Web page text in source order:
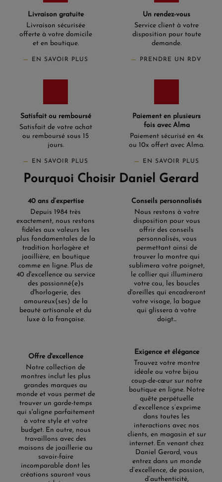
marche dans la durée, un atout concret au contact
quotidien des smartphones et des ordinateurs. Le
remontage se fait par le mouvement du poignet, sans
pile.
C'est la porte d'entrée de la collection, à partir de 1
550 euros.
Une plongeuse pensée pour
sortir de l'eau
L'HydroConquest est née pour la plongée et le reste :
index et aiguilles au Super-LumiNova pour une
lecture nette sous l'eau comme dans l'obscurité. Sa
lunette tournante unidirectionnelle ne pivote que
dans le sens qui réduit le temps restant, jamais celui
qui l'allonge, une sécurité utile en immersion. Portée
par Henry Cavill dans les campagnes Longines, elle
passe du bord de mer à la ville sans changer de
registre.
Couleurs, finitions et
bracelets
s'imposant comme la troisième teinte affirmée de la
gamme. Les cadrans quartz adoptent un fini sablé
mat qui accroche peu la lumière. Côté boîtier, l'acier
inoxydable domine ; les versions quartz bicolores y
ajoutent un traitement PVD or rose ou or jaune, un
registre plus habillé jusque-là absent de la collection.
Sur les versions automatiques de dernière
génération, la lunette céramique reprend ces teintes
en harmonie ou en contraste. Les bracelets couvrent
l'acier, le caoutchouc et, depuis 2026, une maille
milanaise selon les modèles.
Livraison gratuite
Livraison sécurisée
offerte à votre domicile
et en boutique.
EN SAVOIR PLUS
Un rendez-vous
Service client à votre
disposition pour toute
demande.
PRENDRE UN RDV
Satisfait ou remboursé
Satisfait de votre achat
ou remboursé sous 15
jours.
EN SAVOIR PLUS
Paiement en plusieurs
fois avec Alma
Paiement sécurisé en 4x
ou 10x offert avec Alma.
EN SAVOIR PLUS
Pourquoi Choisir Daniel Gerard
40 ans d’expertise
Depuis 1984 très
exactement, nous restons
fidèles aux valeurs les
plus fondamentales de la
tradition horlogère et
joaillière, en boutique
comme en ligne. Plus de
40 d'excellence au service
des passionné(e)s
d'horlogerie, des
amoureux(ses) de la
beauté artisanale et du
luxe à la française.
Conseils personnalisés
Nous restons à votre
disposition pour vous
offrir des conseils
personnalisés, vous
permettant ainsi de
trouver la montre qui
sublimera votre poignet,
le collier qui illuminera
votre cou, les boucles
d'oreilles qui encadreront
votre visage, la bague
qui glissera à votre
doigt...
Offre d'excellence
Notre collection de
montres inclut les plus
grandes marques au
monde et vous permet de
trouver un garde-temps
qui s'aligne parfaitement
à votre style et votre
budget. En outre, nous
travaillons avec des
maisons de joaillerie au
savoir-faire
incomparable dont les
créations sauront vous
Exigence et élégance
Trouvez votre montre
idéale ou votre bijou
coup-de-cœur sur notre
boutique en ligne. Notre
quête perpétuelle
d’excellence s’exprime
dans toutes les
interactions avec nos
clients, en magasin et sur
internet. En venant chez
Daniel Gerard, vous
entrez dans un monde
d’excellence, de passion,
d’authenticité,